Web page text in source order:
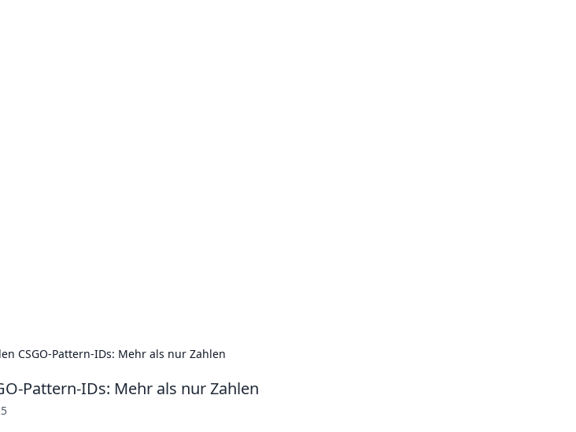
CSGO-Pattern-IDs: Mehr als nur Zahlen
Pattern-IDs: Mehr als nur Zahlen